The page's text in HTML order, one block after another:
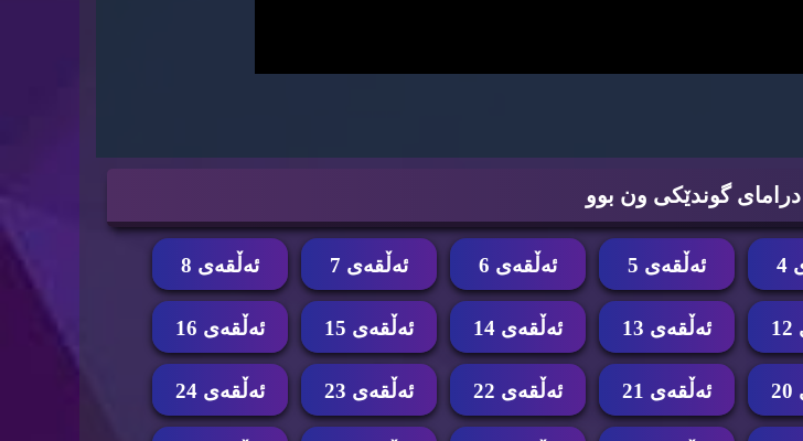
درامای گوندێكی ون بوو
ئه‌ڵقه‌ی 5 ئه‌ڵقه‌ی 6 ئه‌ڵقه‌ی 7 ئه‌ڵقه‌ی 8
ئه‌ڵقه‌ی 13 ئه‌ڵقه‌ی 14 ئه‌ڵقه‌ی 15 ئه‌ڵقه‌ی 16
ئه‌ڵقه‌ی 21 ئه‌ڵقه‌ی 22 ئه‌ڵقه‌ی 23 ئه‌ڵقه‌ی 24